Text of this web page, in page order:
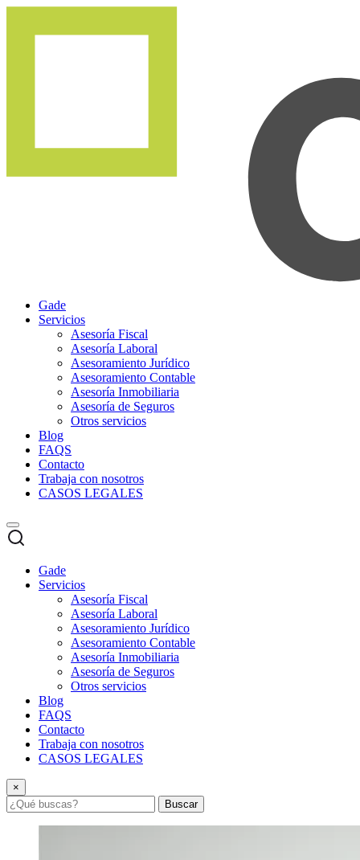
Gade
Servicios
Asesoría Fiscal
Asesoría Laboral
Asesoramiento Jurídico
Asesoramiento Contable
Asesoría Inmobiliaria
Asesoría de Seguros
Otros servicios
Blog
FAQS
Contacto
Trabaja con nosotros
CASOS LEGALES
Gade
Servicios
Asesoría Fiscal
Asesoría Laboral
Asesoramiento Jurídico
Asesoramiento Contable
Asesoría Inmobiliaria
Asesoría de Seguros
Otros servicios
Blog
FAQS
Contacto
Trabaja con nosotros
CASOS LEGALES
×
Buscar